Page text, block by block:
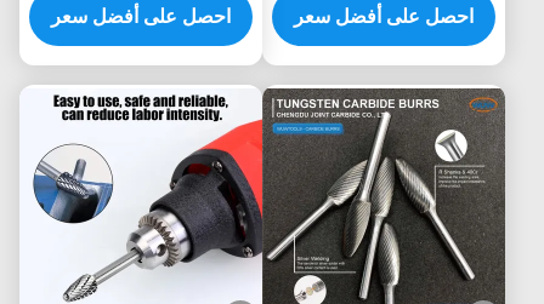
مع أطول إضافية كربيد غلي
الصابون
احصل على أفضل سعر
مزدوجة لقمة طحن القالب
لمعالجة المعادن في الفتحة
احصل على أفضل سعر